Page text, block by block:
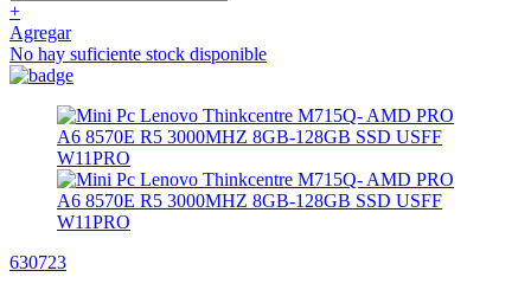
+
Agregar
No hay suficiente stock disponible
630723